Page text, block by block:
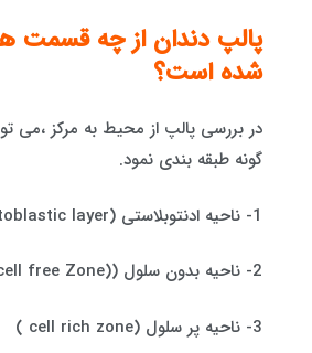
پالپ دندان از چه قسمت
شده است؟
در بررسی پالپ از محیط به مرکز ،می
گونه طبقه بندی نمود.
1- ناحیه ادنتوبلاستی (Odontoblastic layer)
2- ناحیه بدون سلول ((cell free Zone
3- ناحیه پر سلول (cell rich zone )